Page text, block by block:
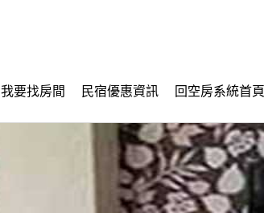
我要找房間 民宿優惠資訊 回空房系統首頁